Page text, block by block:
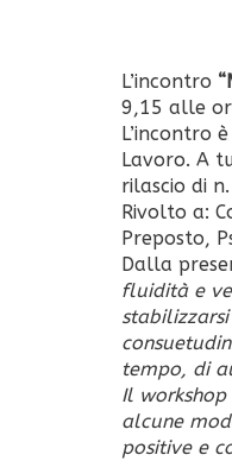
L’incontro
9,15 alle
L’incontro
Lavoro. A
rilascio di
Rivolto a:
Preposto,
Dalla
fluidità e
tempo, di
Il
alcune
positive e